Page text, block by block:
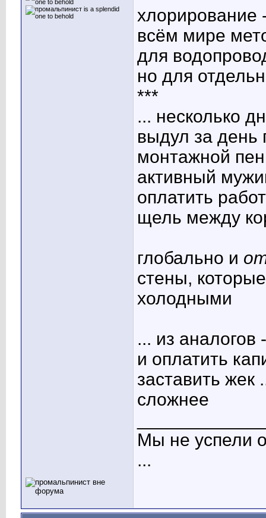
хлорирование
всём мире
для
но для
***
... несколько
выдул за день
монтажной
активный
оплатить
щель между
глобально и
стены,
холодными
... из
и оплатить
заставить
сложнее
Мы не успели
...